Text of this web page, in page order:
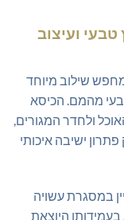
ועיצוב
שילוב מיוחד
מהמם. הכיסא
ולחדר המגורים,
ישיבה איכותי
במסגרת עשויה
היוצאת